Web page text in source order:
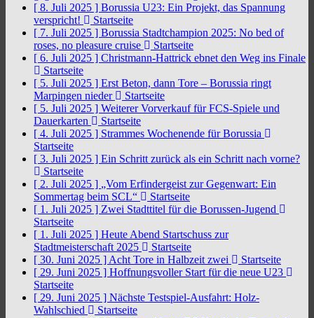
[ 8. Juli 2025 ] Borussia U23: Ein Projekt, das Spannung
verspricht!
Startseite
[ 7. Juli 2025 ] Borussia Stadtchampion 2025: No bed of
roses, no pleasure cruise
Startseite
[ 6. Juli 2025 ] Christmann-Hattrick ebnet den Weg ins Finale
Startseite
[ 5. Juli 2025 ] Erst Beton, dann Tore – Borussia ringt
Marpingen nieder
Startseite
[ 5. Juli 2025 ] Weiterer Vorverkauf für FCS-Spiele und
Dauerkarten
Startseite
[ 4. Juli 2025 ] Strammes Wochenende für Borussia
Startseite
[ 3. Juli 2025 ] Ein Schritt zurück als ein Schritt nach vorne?
Startseite
[ 2. Juli 2025 ] „Vom Erfindergeist zur Gegenwart: Ein
Sommertag beim SCL“
Startseite
[ 1. Juli 2025 ] Zwei Stadttitel für die Borussen-Jugend
Startseite
[ 1. Juli 2025 ] Heute Abend Startschuss zur
Stadtmeisterschaft 2025
Startseite
[ 30. Juni 2025 ] Acht Tore in Halbzeit zwei
Startseite
[ 29. Juni 2025 ] Hoffnungsvoller Start für die neue U23
Startseite
[ 29. Juni 2025 ] Nächste Testspiel-Ausfahrt: Holz-
Wahlschied
Startseite